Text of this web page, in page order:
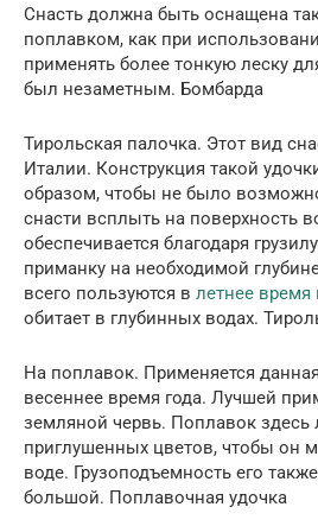
Снасть должна быть оснащена
поплавком, как при
применять более тонкую леску
был незаметным. Бомбарда
Тирольская палочка. Этот вид
Италии. Конструкция такой
образом, чтобы не было
снасти всплыть на поверхность
обеспечивается благодаря
приманку на необходимой
всего пользуются в летнее время
обитает в глубинных водах.
На поплавок. Применяется
весеннее время года. Лучшей
земляной червь. Поплавок здесь
приглушенных цветов, чтобы он
воде. Грузоподъемность его
большой. Поплавочная удочка